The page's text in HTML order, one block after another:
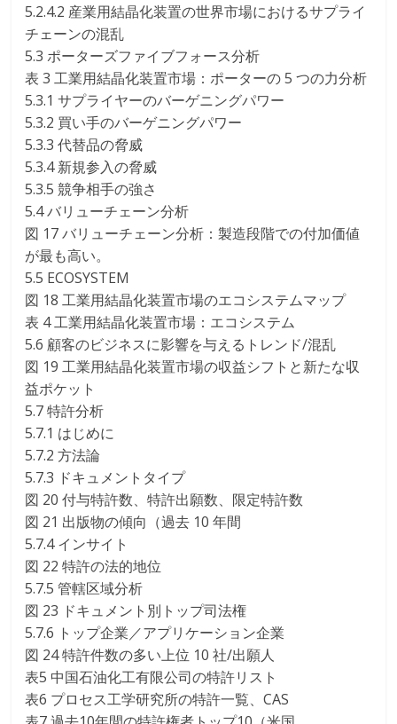
5.2.4.2 産業用結晶化装置の世界市場におけるサプライ
チェーンの混乱
5.3 ポーターズファイブフォース分析
表 3 工業用結晶化装置市場：ポーターの 5 つの力分析
5.3.1 サプライヤーのバーゲニングパワー
5.3.2 買い手のバーゲニングパワー
5.3.3 代替品の脅威
5.3.4 新規参入の脅威
5.3.5 競争相手の強さ
5.4 バリューチェーン分析
図 17 バリューチェーン分析：製造段階での付加価値
が最も高い。
5.5 ECOSYSTEM
図 18 工業用結晶化装置市場のエコシステムマップ
表 4 工業用結晶化装置市場：エコシステム
5.6 顧客のビジネスに影響を与えるトレンド/混乱
図 19 工業用結晶化装置市場の収益シフトと新たな収
益ポケット
5.7 特許分析
5.7.1 はじめに
5.7.2 方法論
5.7.3 ドキュメントタイプ
図 20 付与特許数、特許出願数、限定特許数
図 21 出版物の傾向（過去 10 年間
5.7.4 インサイト
図 22 特許の法的地位
5.7.5 管轄区域分析
図 23 ドキュメント別トップ司法権
5.7.6 トップ企業／アプリケーション企業
図 24 特許件数の多い上位 10 社/出願人
表5 中国石油化工有限公司の特許リスト
表6 プロセス工学研究所の特許一覧、CAS